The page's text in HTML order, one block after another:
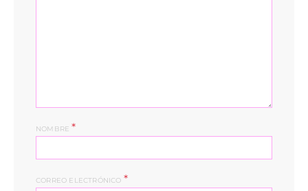
NOMBRE*
CORREO ELECTRÓNICO *